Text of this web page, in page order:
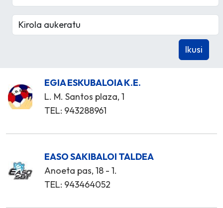
EGIA ESKUBALOIA K.E.
L. M. Santos plaza, 1
TEL: 943288961
EASO SAKIBALOI TALDEA
Anoeta pas, 18 - 1.
TEL: 943464052